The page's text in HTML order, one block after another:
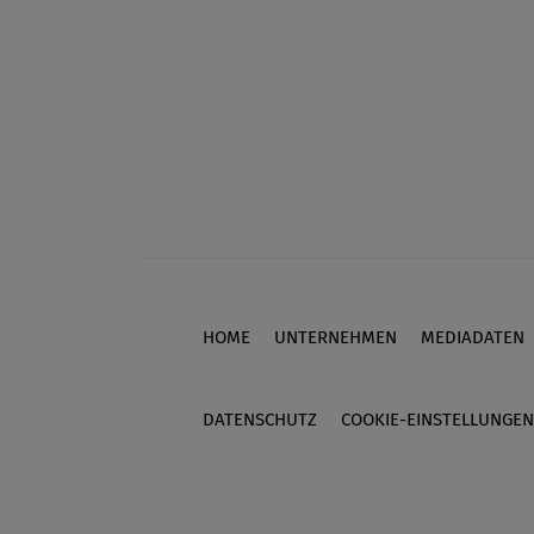
Footer
HOME UNTERNEHMEN MEDIADATEN
DATENSCHUTZ COOKIE-EINSTELLUNGEN